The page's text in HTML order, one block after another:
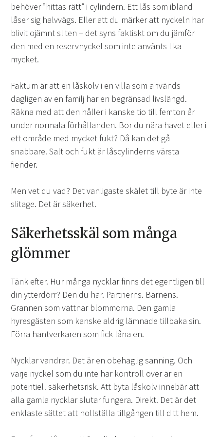
behöver ”hittas rätt” i cylindern. Ett lås som ibland
låser sig halvvägs. Eller att du märker att nyckeln har
blivit ojämnt sliten – det syns faktiskt om du jämför
den med en reservnyckel som inte använts lika
mycket.
Faktum är att en låskolv i en villa som används
dagligen av en familj har en begränsad livslängd.
Räkna med att den håller i kanske tio till femton år
under normala förhållanden. Bor du nära havet eller i
ett område med mycket fukt? Då kan det gå
snabbare. Salt och fukt är låscylinderns värsta
fiender.
Men vet du vad? Det vanligaste skälet till byte är inte
slitage. Det är säkerhet.
Säkerhetsskäl som många
glömmer
Tänk efter. Hur många nycklar finns det egentligen till
din ytterdörr? Den du har. Partnerns. Barnens.
Grannen som vattnar blommorna. Den gamla
hyresgästen som kanske aldrig lämnade tillbaka sin.
Förra hantverkaren som fick låna en.
Nycklar vandrar. Det är en obehaglig sanning. Och
varje nyckel som du inte har kontroll över är en
potentiell säkerhetsrisk. Att byta låskolv innebär att
alla gamla nycklar slutar fungera. Direkt. Det är det
enklaste sättet att nollställa tillgången till ditt hem.